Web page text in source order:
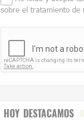
sobre el tratamiento de
HOY DESTACAMOS